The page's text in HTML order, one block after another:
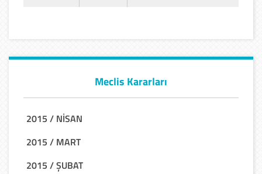
Meclis Kararları
2015 / NİSAN
2015 / MART
2015 / ŞUBAT